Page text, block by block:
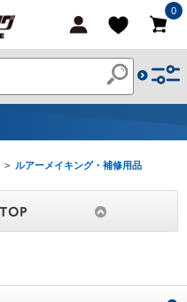
0
> ルアーメイキング・補修用品